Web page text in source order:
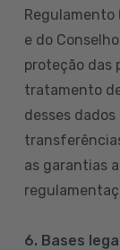
Regulamento
e do
proteção das
tratamento
desses dados
as garantias
6. Bases